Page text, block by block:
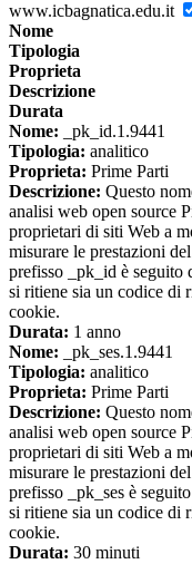
www.icbagnatica.edu.it
Nome
Tipologia
Proprieta
Descrizione
Durata
Nome: _pk_id.1.9441
Tipologia: analitico
Proprieta: Prime Parti
Descrizione: Questo
analisi web open source
proprietari di siti Web a
misurare le prestazioni
prefisso _pk_id è seguito
si ritiene sia un codice di
cookie.
Durata: 1 anno
Nome: _pk_ses.1.9441
Tipologia: analitico
Proprieta: Prime Parti
Descrizione: Questo
analisi web open source
proprietari di siti Web a
misurare le prestazioni
prefisso _pk_ses è
si ritiene sia un codice di
cookie.
Durata: 30 minuti